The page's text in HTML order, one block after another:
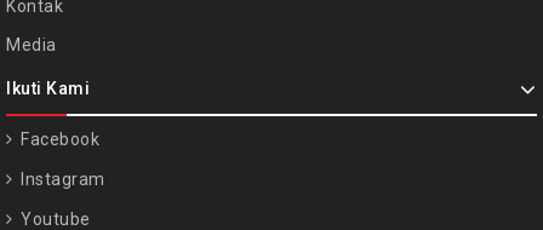
Kontak
Media
Ikuti Kami
Facebook
Instagram
Youtube